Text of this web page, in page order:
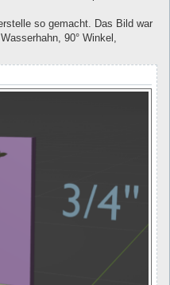
so gemacht. Das Bild war
90° Winkel,